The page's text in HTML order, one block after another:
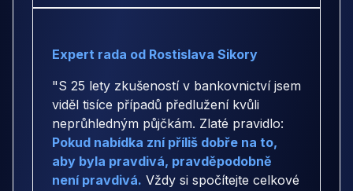
Expert rada od Rostislava Sikory
"S 25 lety zkušeností v bankovnictví jsem
viděl tisíce případů předlužení kvůli
neprůhledným půjčkám. Zlaté pravidlo:
Pokud nabídka zní příliš dobře na to,
aby byla pravdivá, pravděpodobně
není pravdivá. Vždy si spočítejte celkové